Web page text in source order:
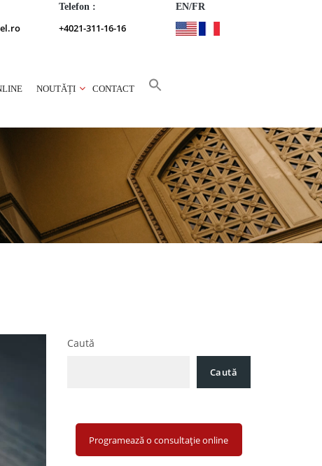
Telefon :
+4021-311-16-16
EN/FR
NOUTĂȚI CONTACT
Caută
Caută
Programează o consultație online